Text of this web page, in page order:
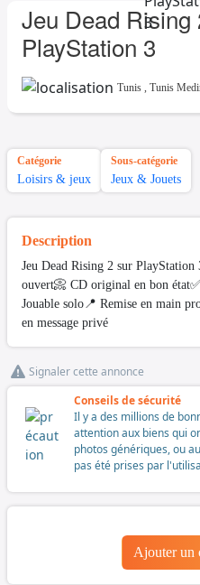
Jeu Dead Rising
PlayStation 3
Tunis , Tunis
Catégorie
Loisirs & jeux
Sous-catégorie
Jeux & Jouets
Description
Jeu Dead Rising 2 sur
ouvert📀 CD original en bon
Jouable solo📍 Remise en main
en message privé
Signaler cette annonce
Conseils de sécurité
Il y a des millions de
attention aux biens qui
photos génériques, ou
pas été prises par
Ajouter un